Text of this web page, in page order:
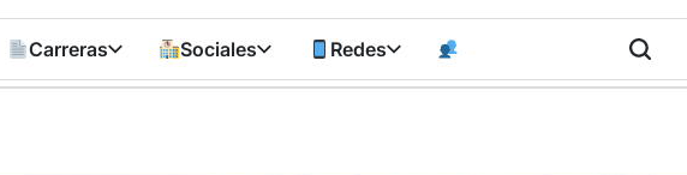
Carreras Sociales Redes